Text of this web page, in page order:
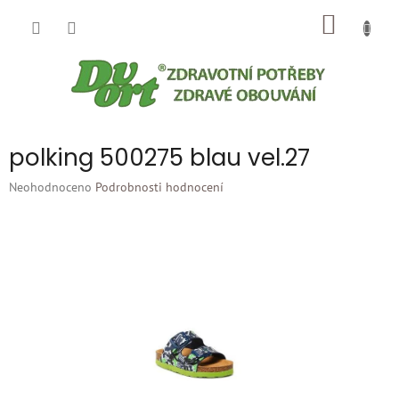
polking 500275 blau vel.27
Průměrné
Neohodnoceno Podrobnosti hodnocení